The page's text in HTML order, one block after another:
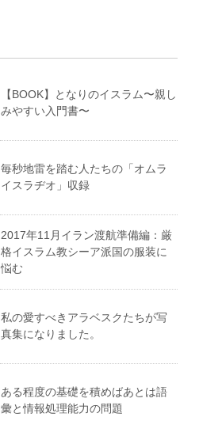
【BOOK】となりのイスラム〜親し
みやすい入門書〜
毎秒地雷を踏む人たちの「オムラ
イスラヂオ」収録
2017年11月イラン渡航準備編：厳
格イスラム教シーア派国の服装に
悩む
私の愛すべきアラベスクたちが写
真集になりました。
ある程度の基礎を積めばあとは語
彙と情報処理能力の問題